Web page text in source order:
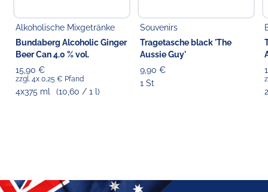
Alkoholische Mixgetränke
Bundaberg Alcoholic Ginger
Beer Can 4.0 % vol.
15,90 €
zzgl. 4x 0,25 € Pfand
4x375 ml (10,60 / 1 l)
Souvenirs
Tragetasche black 'The
Aussie Guy'
9,90 €
1 St